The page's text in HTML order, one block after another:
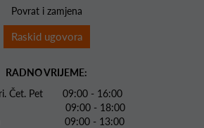
Povrat i zamjena
Raskid ugovora
RADNO VRIJEME:
Čet. Pet 09:00 - 16:00
09:00 - 18:00
09:00 - 13:00